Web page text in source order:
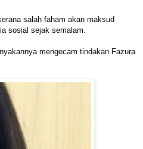
salah faham akan maksud
sosial sejak semalam.
mengecam tindakan Fazura